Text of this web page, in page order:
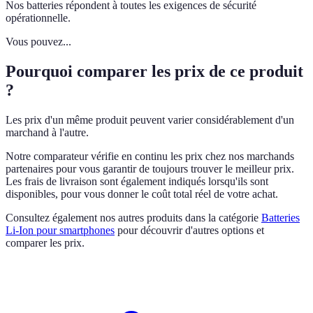
Nos batteries répondent à toutes les exigences de sécurité
opérationnelle.
Vous pouvez...
Pourquoi comparer les prix de ce produit
?
Les prix d'un même produit peuvent varier considérablement d'un
marchand à l'autre.
Notre comparateur vérifie en continu les prix chez nos marchands
partenaires pour vous garantir de toujours trouver le meilleur prix.
Les frais de livraison sont également indiqués lorsqu'ils sont
disponibles, pour vous donner le coût total réel de votre achat.
Consultez également nos autres produits dans la catégorie Batteries
Li-Ion pour smartphones pour découvrir d'autres options et
comparer les prix.